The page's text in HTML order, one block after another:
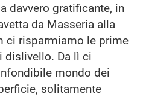
davvero gratificante, in
da Masseria alla
ci risparmiamo le prime
dislivello. Da lì ci
mondo dei
solitamente